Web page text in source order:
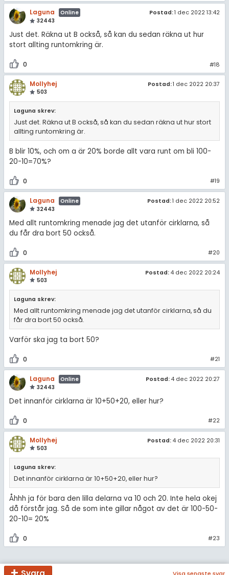
Laguna
Online
32443
Postad:1 dec 2022 13:42
Just det. Räkna ut B också, så kan du sedan räkna ut hur
stort allting runtomkring är.
0 #18
Mollyhej
503
Postad:1 dec 2022 20:37
Laguna skrev:
Just det. Räkna ut B också, så kan du sedan räkna ut hur stort
allting runtomkring är.
B blir 10%, och om a är 20% borde allt vara runt om bli 100-
20-10=70%?
0 #19
Laguna
Online
32443
Postad:1 dec 2022 20:52
Med allt runtomkring menade jag det utanför cirklarna, så
du får dra bort 50 också.
0 #20
Mollyhej
503
Postad: 4 dec 2022 20:24
Laguna skrev:
Med allt runtomkring menade jag det utanför cirklarna, så du
får dra bort 50 också.
Varför ska jag ta bort 50?
0 #21
Laguna
Online
32443
Postad: 4 dec 2022 20:27
Det innanför cirklarna är 10+50+20, eller hur?
0 #22
Mollyhej
503
Postad: 4 dec 2022 20:31
Laguna skrev:
Det innanför cirklarna är 10+50+20, eller hur?
Åhhh ja för bara den lilla delarna va 10 och 20. Inte hela okej
då förstår jag. Så de som inte gillar något av det är 100-50-
20-10= 20%
0 #23